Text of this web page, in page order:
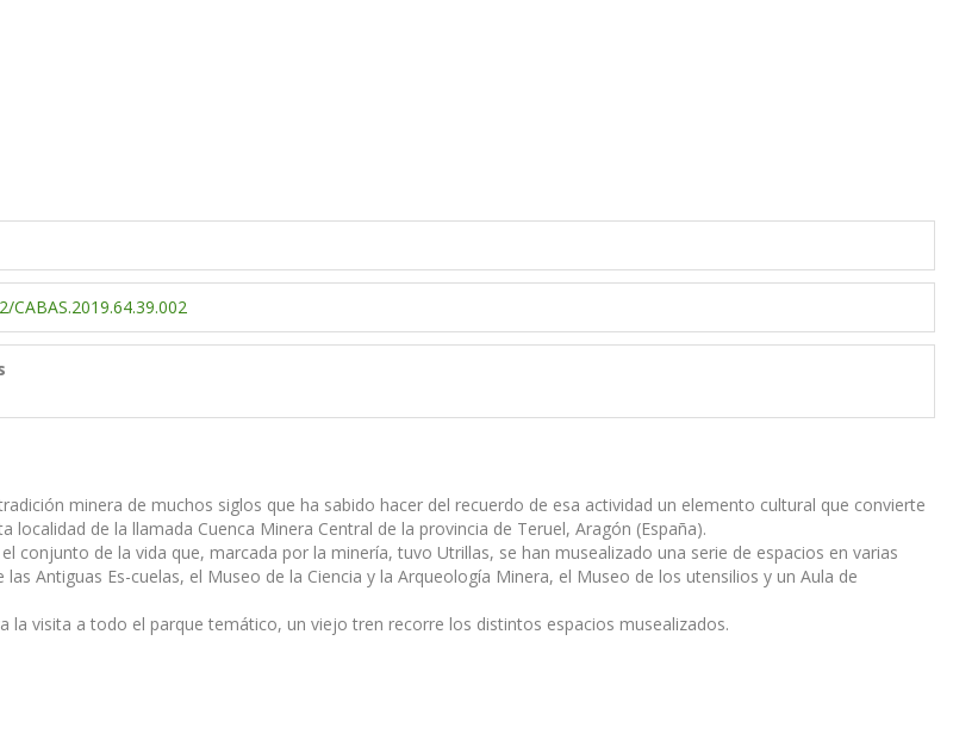
minera de muchos siglos que ha sabido hacer del recuerdo de esa actividad un elemento cultural que convierte
localidad de la llamada Cuenca Minera Central de la provincia de Teruel, Aragón (España).
conjunto de la vida que, marcada por la minería, tuvo Utrillas, se han musealizado una serie de espacios en varias
Antiguas Es-cuelas, el Museo de la Ciencia y la Arqueología Minera, el Museo de los utensilios y un Aula de
la visita a todo el parque temático, un viejo tren recorre los distintos espacios musealizados.